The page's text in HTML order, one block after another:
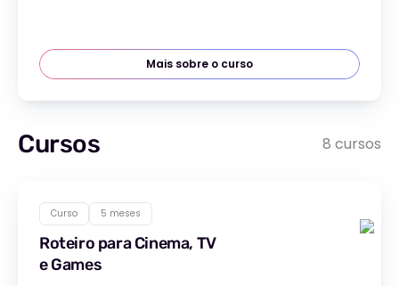
Mais sobre o curso
Cursos 8 cursos
Curso 5 meses
Roteiro para Cinema, TV
e Games